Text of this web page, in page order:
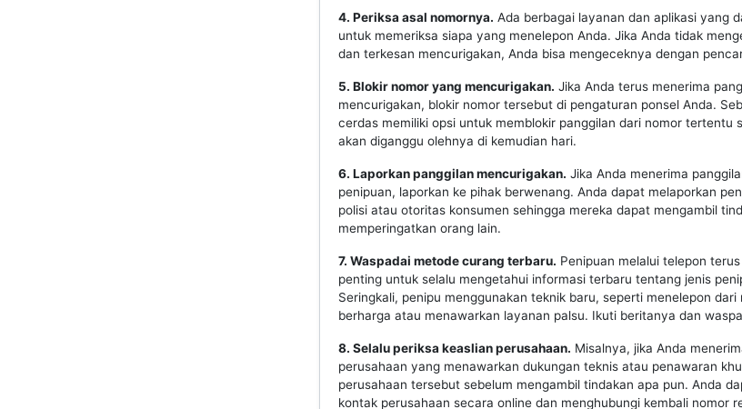
4. Periksa asal nomornya. Ada berbagai layanan dan aplikasi yang
untuk memeriksa siapa yang menelepon Anda. Jika Anda tidak
dan terkesan mencurigakan, Anda bisa mengeceknya dengan
5. Blokir nomor yang mencurigakan. Jika Anda terus menerima
mencurigakan, blokir nomor tersebut di pengaturan ponsel Anda.
cerdas memiliki opsi untuk memblokir panggilan dari nomor tertentu
akan diganggu olehnya di kemudian hari.
6. Laporkan panggilan mencurigakan. Jika Anda menerima
penipuan, laporkan ke pihak berwenang. Anda dapat melaporkan
polisi atau otoritas konsumen sehingga mereka dapat mengambil
memperingatkan orang lain.
7. Waspadai metode curang terbaru. Penipuan melalui telepon
penting untuk selalu mengetahui informasi terbaru tentang jenis
Seringkali, penipu menggunakan teknik baru, seperti menelepon
berharga atau menawarkan layanan palsu. Ikuti beritanya dan
8. Selalu periksa keaslian perusahaan. Misalnya, jika Anda
perusahaan yang menawarkan dukungan teknis atau penawaran
perusahaan tersebut sebelum mengambil tindakan apa pun. Anda
kontak perusahaan secara online dan menghubungi kembali nomor